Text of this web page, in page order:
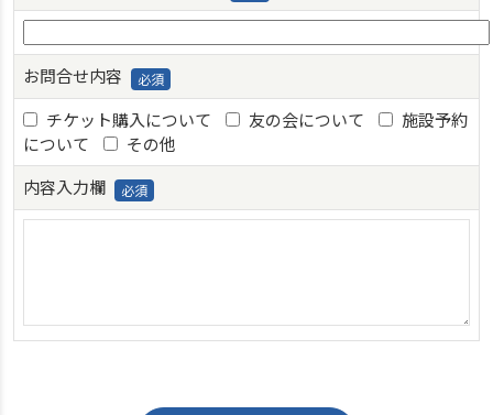
お問合せ内容
チケット購入について
友の会について
施設予約
について
その他
内容入力欄